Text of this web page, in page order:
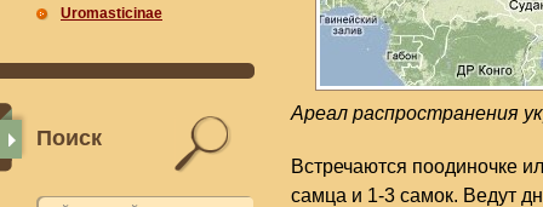
Uromasticinae
Поиск
Ареал распространения
Встречаются поодиночке
самца и 1-3 самок. Ведут